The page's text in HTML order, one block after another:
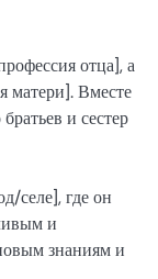
отца], а
матери]. Вместе
и сестер
селе], где он
и
знаниям и